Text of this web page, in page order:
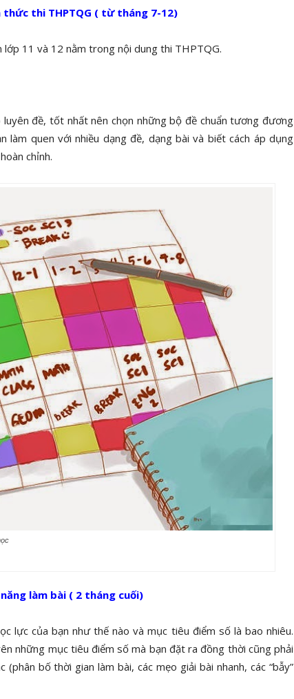
thi THPTQG ( từ tháng 7-12)
11 và 12 nằm trong nội dung thi THPTQG.
đề, tốt nhất nên chọn những bộ đề chuẩn tương đương
làm quen với nhiều dạng đề, dạng bài và biết cách áp dụng
chỉnh.
làm bài ( 2 tháng cuối)
lực của bạn như thế nào và mục tiêu điểm số là bao nhiêu.
những mục tiêu điểm số mà bạn đặt ra đồng thời cũng phải
bố thời gian làm bài, các mẹo giải bài nhanh, các “bẫy”